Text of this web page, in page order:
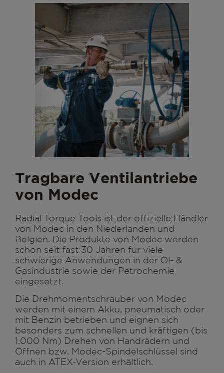
Tragbare Ventilantriebe
von Modec
Radial Torque Tools ist der offizielle Händler
von Modec in den Niederlanden und
Belgien. Die Produkte von Modec werden
schon seit fast 30 Jahren für viele
schwierige Anwendungen in der Öl- &
Gasindustrie sowie der Petrochemie
eingesetzt.
Die Drehmomentschrauber von Modec
werden mit einem Akku, pneumatisch oder
mit Benzin betrieben und eignen sich
besonders zum schnellen und kräftigen (bis
1.000 Nm) Drehen von Handrädern und
Öffnen bzw. Modec-Spindelschlüssel sind
auch in ATEX-Version erhältlich.